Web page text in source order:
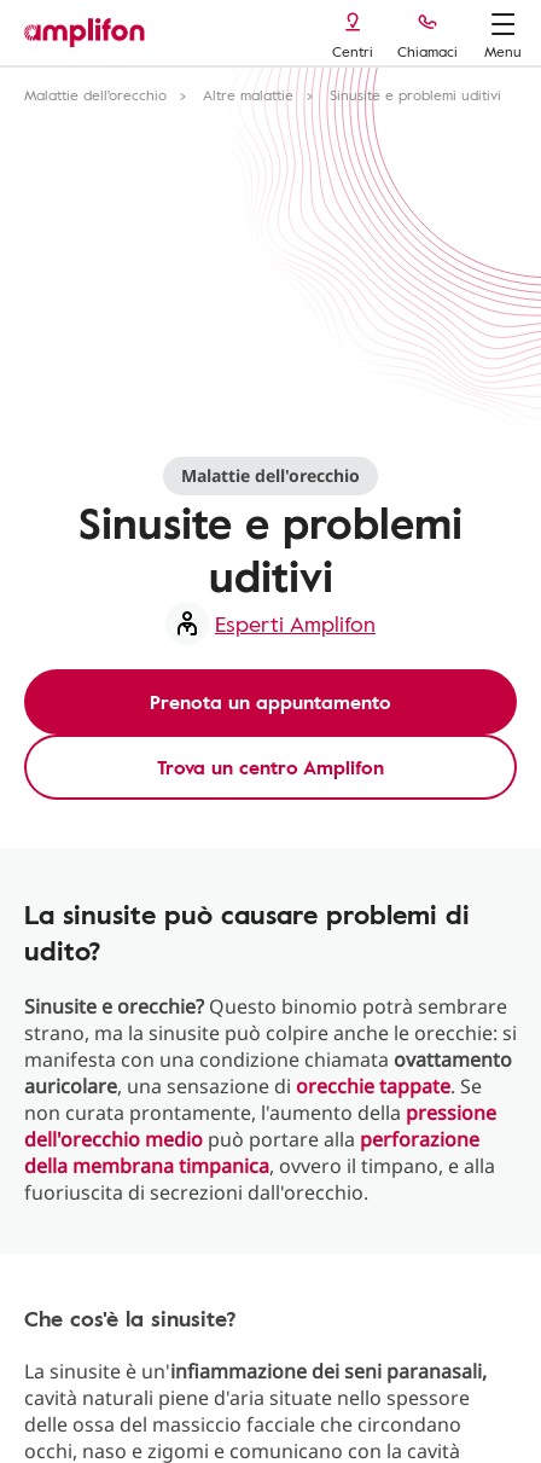
Centri Chiamaci
Menu
Malattie dell'orecchio
Altre malattie Sinusite e problemi uditivi
Malattie dell'orecchio
Sinusite e problemi
uditivi
Esperti Amplifon
Prenota un appuntamento
Trova un centro Amplifon
La sinusite può causare problemi di
udito?
Sinusite e orecchie? Questo binomio potrà sembrare
strano, ma la sinusite può colpire anche le orecchie: si
manifesta con una condizione chiamata ovattamento
auricolare, una sensazione di orecchie tappate. Se
non curata prontamente, l'aumento della pressione
dell'orecchio medio può portare alla perforazione
della membrana timpanica, ovvero il timpano, e alla
fuoriuscita di secrezioni dall'orecchio.
Che cos'è la sinusite?
La sinusite è un'infiammazione dei seni paranasali,
cavità naturali piene d'aria situate nello spessore
delle ossa del massiccio facciale che circondano
occhi, naso e zigomi e comunicano con la cavità